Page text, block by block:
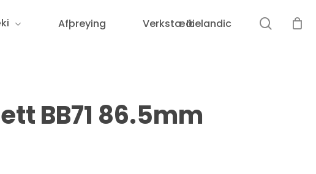
Afþreying VerkstæðiIcelandic search
BB71 86.5mm